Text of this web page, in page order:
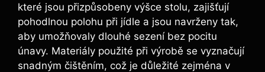
které jsou přizpůsobeny výšce stolu, zajišťují
pohodlnou polohu při jídle a jsou navrženy tak,
aby umožňovaly dlouhé sezení bez pocitu
únavy. Materiály použité při výrobě se vyznačují
snadným čištěním, což je důležité zejména v